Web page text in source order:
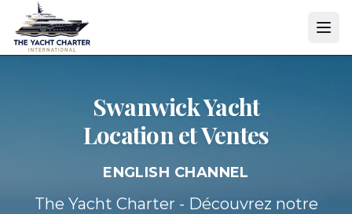
Swanwick Yacht
Location et Ventes
ENGLISH CHANNEL
The Yacht Charter - Découvrez notre